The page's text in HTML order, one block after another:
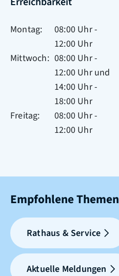
Montag 08:00 Uhr-
12:00 Uhr
Mittwoch
08:00 Uhr-
12:00 Uhrund
14:00 Uhr-
18:00 Uhr
Freitag
08:00 Uhr-
12:00 Uhr
Empfohlene Themen
Rathaus & Service
Aktuelle Meldungen